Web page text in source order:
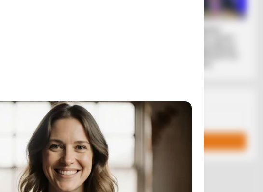
σε πολλούς ανθρώπους
θα τους
προώθηση μη
Email address: